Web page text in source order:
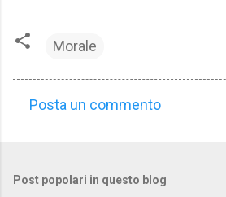
Morale
m
Posta un commento
Post popolari in questo blog